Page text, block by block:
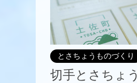
とさちょうものづくり
切手とさちょう